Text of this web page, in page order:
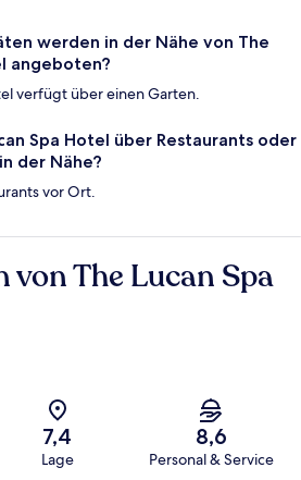
werden in der Nähe von The
angeboten?
verfügt über einen Garten.
Spa Hotel über Restaurants oder
der Nähe?
vor Ort.
von The Lucan Spa
7,4
Lage
8,6
Personal & Service